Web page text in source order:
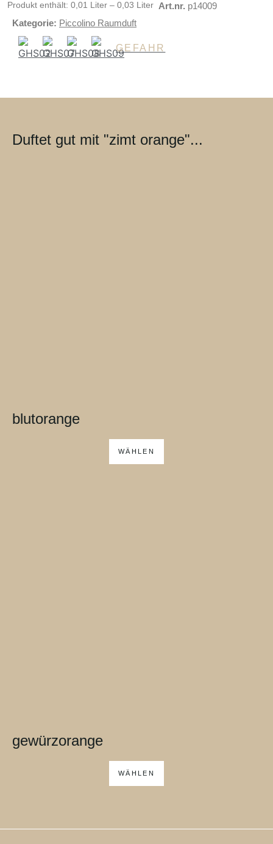
Produkt enthält: 0,01 Liter– 0,03 Liter Art.nr. p14009
Kategorie: Piccolino Raumduft
GEFAHR
Duftet gut mit "zimt orange"...
blutorange
WÄHLEN
gewürzorange
WÄHLEN